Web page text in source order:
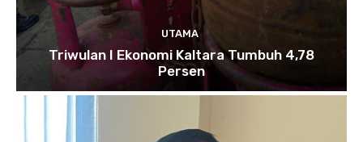
UTAMA
Triwulan I Ekonomi Kaltara Tumbuh 4,78
Persen